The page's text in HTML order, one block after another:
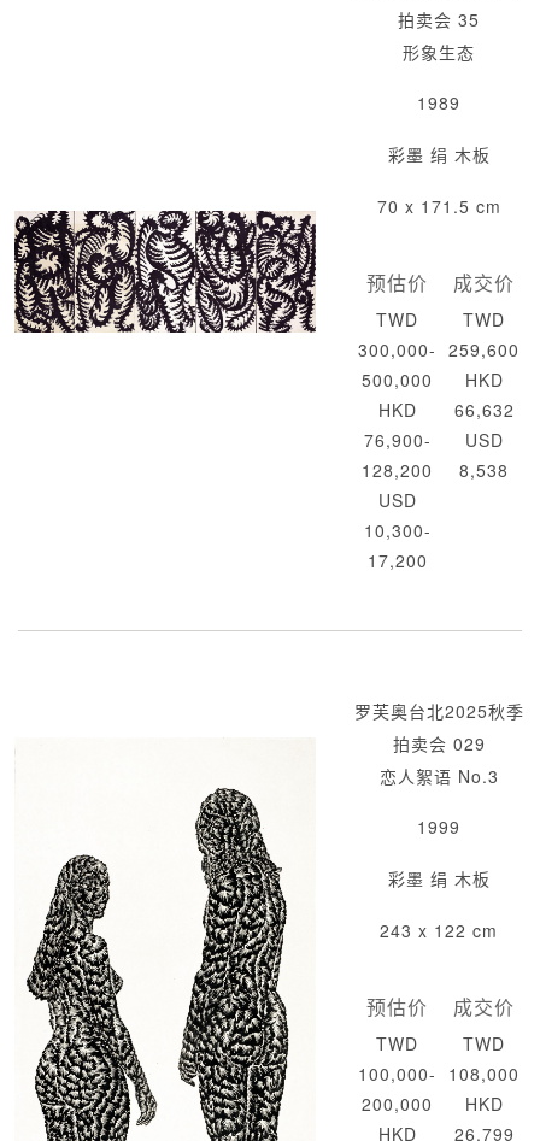
拍卖会 35
形象生态
1989
彩墨 绢 木板
70 x 171.5 cm
预估价
TWD
300,000-
500,000
HKD
76,900-
128,200
USD
10,300-
17,200
成交价
TWD
259,600
HKD
66,632
USD
8,538
罗芙奥台北2025秋季
拍卖会 029
恋人絮语 No.3
1999
彩墨 绢 木板
243 x 122 cm
预估价
TWD
100,000-
200,000
HKD
成交价
TWD
108,000
HKD
26,799